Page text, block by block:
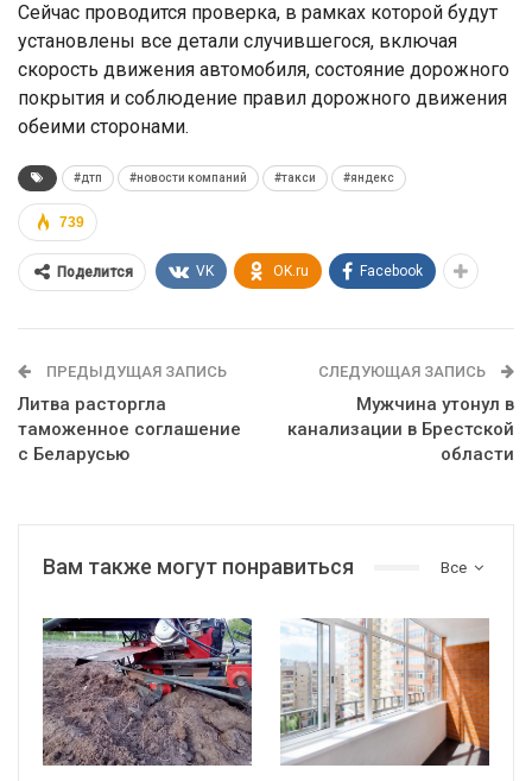
Сейчас проводится проверка, в рамках которой будут
установлены все детали случившегося, включая
скорость движения автомобиля, состояние дорожного
покрытия и соблюдение правил дорожного движения
обеими сторонами.
#дтп #новости компаний #такси #яндекс
739
Поделится VK OK.ru Facebook
ПРЕДЫДУЩАЯ ЗАПИСЬ
Литва расторгла
таможенное соглашение
с Беларусью
СЛЕДУЮЩАЯ ЗАПИСЬ
Мужчина утонул в
канализации в Брестской
области
Все
Вам также могут понравиться